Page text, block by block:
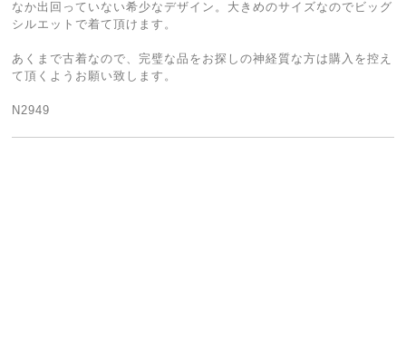
なか出回っていない希少なデザイン。大きめのサイズなのでビッグ
シルエットで着て頂けます。
あくまで古着なので、完璧な品をお探しの神経質な方は購入を控え
て頂くようお願い致します。
N2949